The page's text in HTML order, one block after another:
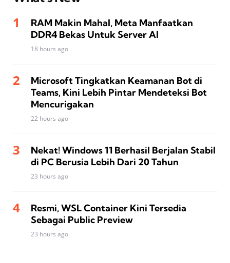
RAM Makin Mahal, Meta Manfaatkan
DDR4 Bekas Untuk Server AI
18 hours ago
Microsoft Tingkatkan Keamanan Bot di
Teams, Kini Lebih Pintar Mendeteksi Bot
Mencurigakan
22 hours ago
Nekat! Windows 11 Berhasil Berjalan Stabil
di PC Berusia Lebih Dari 20 Tahun
23 hours ago
Resmi, WSL Container Kini Tersedia
Sebagai Public Preview
23 hours ago